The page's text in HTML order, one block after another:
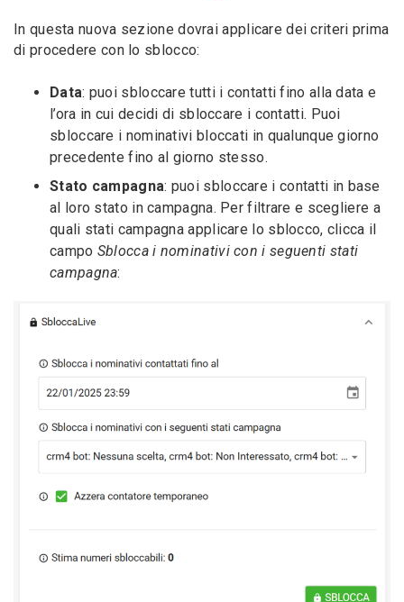
In questa nuova sezione dovrai applicare dei criteri prima
di procedere con lo sblocco:
Data: puoi sbloccare tutti i contatti fino alla data e
l’ora in cui decidi di sbloccare i contatti. Puoi
sbloccare i nominativi bloccati in qualunque giorno
precedente fino al giorno stesso.
Stato campagna: puoi sbloccare i contatti in base
al loro stato in campagna. Per filtrare e scegliere a
quali stati campagna applicare lo sblocco, clicca il
campo Sblocca i nominativi con i seguenti stati
campagna: